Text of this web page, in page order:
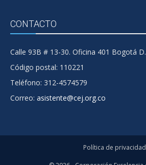
CONTACTO
Calle 93B # 13-30. Oficina 401 Bogotá
Código postal: 110221
Teléfono: 312-4574579
Correo: asistente@cej.org.co
Política de privacidad